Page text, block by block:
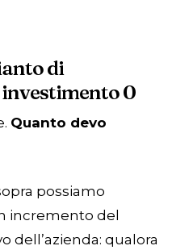
di
0
Quanto devo
possiamo
incremento del
dell’azienda: qualora